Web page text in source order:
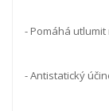
- Pomáhá
- Antistatický